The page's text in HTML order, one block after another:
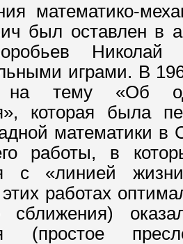
математико-
был оставлен в
Николай
играми. В
на тему «Об
которая была
математики
работы, в
с «линией
работах
сближения)
(простое